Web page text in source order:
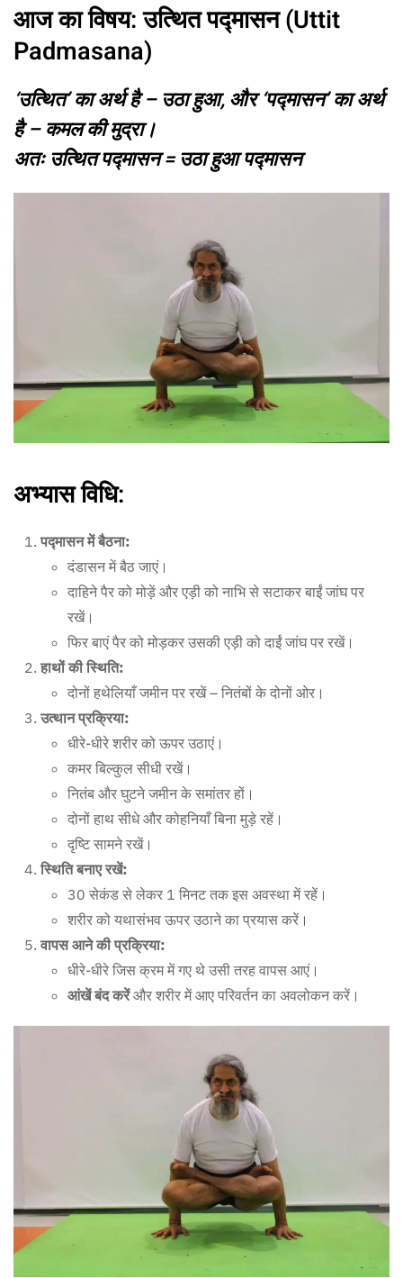
आज का विषय:उत्थित पद्मासन (Uttit
Padmasana)
‘उत्थित’का अर्थ है – उठा हुआ, और‘पद्मासन’का अर्थ
है – कमल की मुद्रा।
अतःउत्थित पद्मासन=उठा हुआ पद्मासन
अभ्यास विधि:
पद्मासन में बैठना:
दंडासन में बैठ जाएं।
दाहिने पैर को मोड़ें और एड़ी को नाभि से सटाकर बाईं जांघ पर
रखें।
फिर बाएं पैर को मोड़कर उसकी एड़ी को दाईं जांघ पर रखें।
हाथों की स्थिति:
दोनों हथेलियाँ जमीन पर रखें – नितंबों के दोनों ओर।
उत्थान प्रक्रिया:
धीरे-धीरे शरीर को ऊपर उठाएं।
कमर बिल्कुल सीधी रखें।
नितंब और घुटने जमीन के समांतर हों।
दोनों हाथ सीधे और कोहनियाँ बिना मुड़े रहें।
दृष्टि सामने रखें।
स्थिति बनाए रखें:
30 सेकंड से लेकर 1 मिनट तक इस अवस्था में रहें।
शरीर को यथासंभव ऊपर उठाने का प्रयास करें।
वापस आने की प्रक्रिया:
धीरे-धीरे जिस क्रम में गए थे उसी तरह वापस आएं।
आंखें बंद करेंऔर शरीर में आए परिवर्तन का अवलोकन करें।